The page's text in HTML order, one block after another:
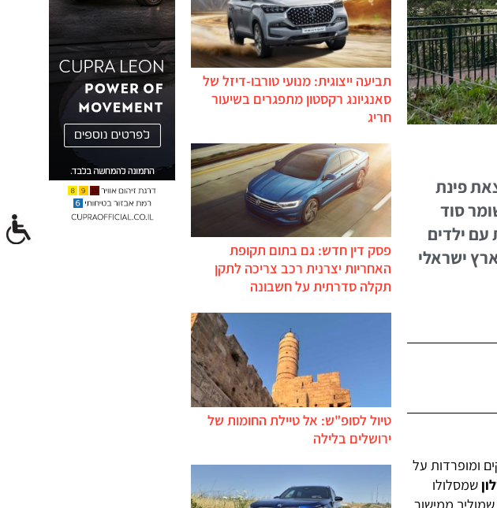
פינת
סוד
ילדים
ישראלי
ומופרדות על
שמסלולו
תביעה ייצוגית: מנועי טורבו-דיזל של
סאנגיונג רקסטון מתפגרים בשיעור
חריג
פסק דין חדש: גם בתום תקופת
האחריות יצרנית רכב צריכה לתקן
תקלה סדרתית על חשבונה
טיול לסופ"ש: אל טיילת החומות של
ירושלים בלילה